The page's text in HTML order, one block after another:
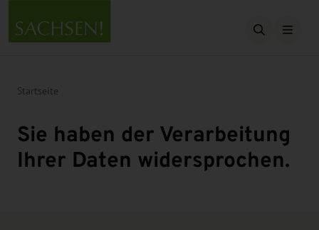
Suche
Startseite
Sie haben der Verarbeitung
Ihrer Daten widersprochen.